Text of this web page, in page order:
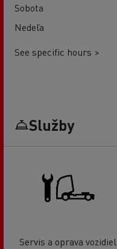
Sobota
Nedeľa
See specific hours >
Služby
Servis a oprava vozidiel